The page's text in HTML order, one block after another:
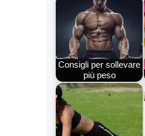
Consigli per sollevare
più peso